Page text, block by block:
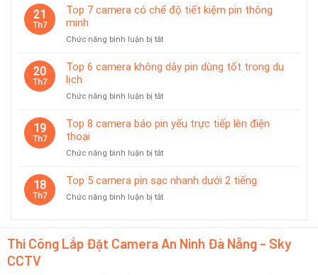
giám
thời
Camera
Được
Chuộng
Đà
Chọn
Hiệu
21
Th7
Top 7 camera có chế độ tiết kiệm pin thông
minh
Chức năng bình luận bị tắtở
camera
chế
tiết
20
Th7
Top 6 camera không dây pin dùng tốt trong du
lịch
Chức năng bình luận bị tắtở
6
camera
dây
dùng
19
Th7
Top 8 camera báo pin yếu trực tiếp lên điện
thoại
Chức năng bình luận bị tắtở
8
báo
trực
tiếp
18
Th7
Top 5 camera pin sạc nhanh dưới 2 tiếng
Chức năng bình luận bị tắtở
pin
Thi Công Lắp Đặt Camera An Ninh Đà Nẵng - Sky
CCTV